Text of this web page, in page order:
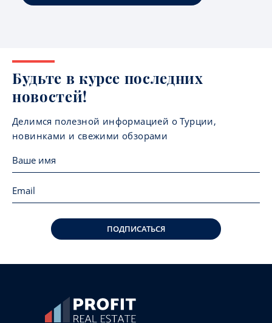
Будьте в курсе последних
новостей!
Делимся полезной информацией о Турции,
новинками и свежими обзорами
ПОДПИСАТЬСЯ